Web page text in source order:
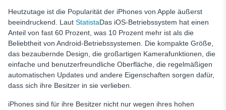
Heutzutage ist die Popularität der iPhones von Apple äußerst
beeindruckend. Laut StatistaDas iOS-Betriebssystem hat einen
Anteil von fast 60 Prozent, was 10 Prozent mehr ist als die
Beliebtheit von Android-Betriebssystemen. Die kompakte Größe,
das bezaubernde Design, die großartigen Kamerafunktionen, die
einfache und benutzerfreundliche Oberfläche, die regelmäßigen
automatischen Updates und andere Eigenschaften sorgen dafür,
dass sich ihre Besitzer in sie verlieben.
iPhones sind für ihre Besitzer nicht nur wegen ihres hohen
Person zu sehen
Wie findet man den Standort einer Person mit Apple Maps?
Methode 6: Verfolgen Sie ein iPhone mit Google Timeline,
ohne dass es die Person weiß
So finden Sie den Standort einer Person mit Google
Timeline
ID durch die Familie